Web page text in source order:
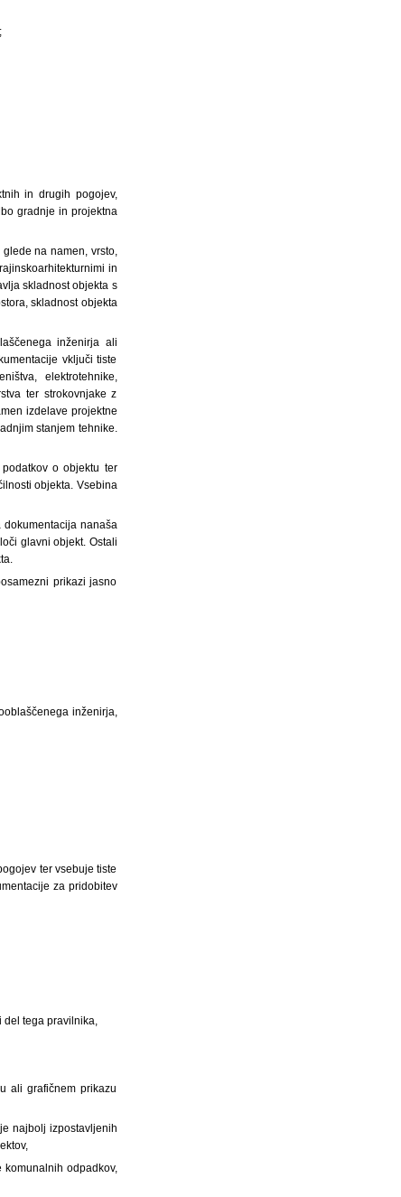
in drugih pogojev,
gradnje in projektna
na namen, vrsto,
in
skladnost objekta s
skladnost objekta
inženirja ali
vključi tiste
elektrotehnike,
ter strokovnjake z
izdelave projektne
stanjem tehnike.
o objektu ter
objekta. Vsebina
nanaša
glavni objekt. Ostali
prikazi jasno
inženirja,
ter vsebuje tiste
za pridobitev
del tega pravilnika,
ali grafičnem prikazu
najbolj izpostavljenih
komunalnih odpadkov,